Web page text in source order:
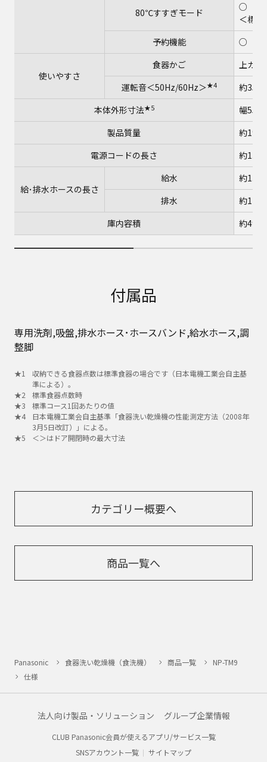
80℃すすぎモード
○（コ
＜標準
予約機能
○（選
使いやすさ
食器かご
上カゴ
運転音＜50Hz/60Hz＞★4
約
本体外形寸法★5
幅
製品質量
約19kg
電源コードの長さ
約1.9m
給･排水ホースの長さ
給水
約1.2m
排水
約1m
庫内容積
約49L
付属品
専用洗剤,吸盤,排水ホース･ホースバンド,給水ホース,調
整脚
収納できる食器点数は標準食器の場合です（日本電機工業会自主基
準による）。
標準食器点数時
標準コース1回あたりの値
日本電機工業会自主基準「食器洗い乾燥機の性能測定方法（2008年
3月5日改訂）」による。
＜＞はドア開閉時の最大寸法
カテゴリー概要へ
商品一覧へ
Panasonic 食器洗い乾燥機（食洗機） 商品一覧
NP-TM9
仕様
法人向け製品・ソリューション グループ企業情報
CLUB Panasonic会員が使えるアプリ/サービス一覧
SNSアカウント一覧
サイトマップ